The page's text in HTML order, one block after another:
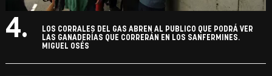
4.
LOS CORRALES DEL GAS ABREN AL PUBLICO QUE PODRÁ VER
LAS GANADERÍAS QUE CORRERÁN EN LOS SANFERMINES.
MIGUEL OSÉS